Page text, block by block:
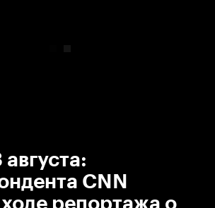
августа:
CNN
репортажа о